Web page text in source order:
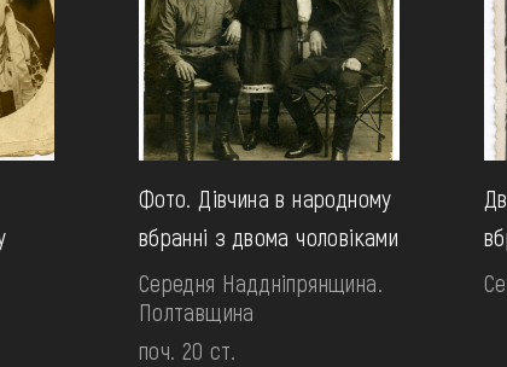
Фото. Дівчина в народному
вбранні з двома чоловіками
Середня Наддніпрянщина.
Полтавщина
поч. 20 ст.